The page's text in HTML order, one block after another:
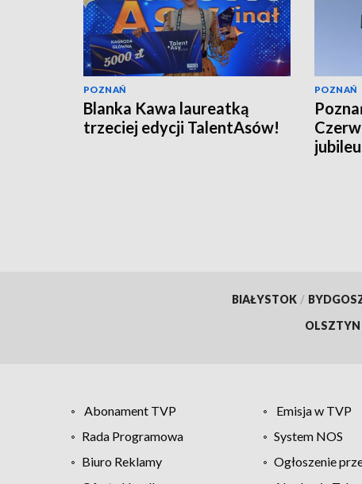
POZNAŃ
Blanka Kawa laureatką
trzeciej edycji TalentAsów!
POZNAŃ
BIAŁYSTOK /
OLSZTYN
Abonament TVP Emisja w TVP
Rada Programowa
System NOS
Biuro Reklamy
Ogłoszenie